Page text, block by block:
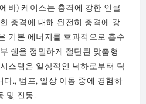
바) 케이스는 충격에 강한 인클
충격에 대해 완전히 충격에 강
기본 에너지를 효과적으로 흡수
쉘을 정밀하게 절단된 맞춤형
스템은 일상적인 낙하로부터 탁
., 범프, 일상 이동 중에 경험하
및 진동.